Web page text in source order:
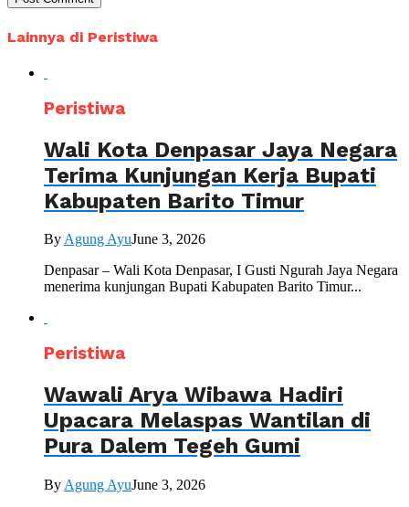
Lainnya di Peristiwa
Peristiwa
Wali Kota Denpasar Jaya Negara
Terima Kunjungan Kerja Bupati
Kabupaten Barito Timur
ByAgung AyuJune 3, 2026
Denpasar – Wali Kota Denpasar, I Gusti Ngurah Jaya Negara
menerima kunjungan Bupati Kabupaten Barito Timur...
Peristiwa
Wawali Arya Wibawa Hadiri
Upacara Melaspas Wantilan di
Pura Dalem Tegeh Gumi
By Agung AyuJune 3, 2026